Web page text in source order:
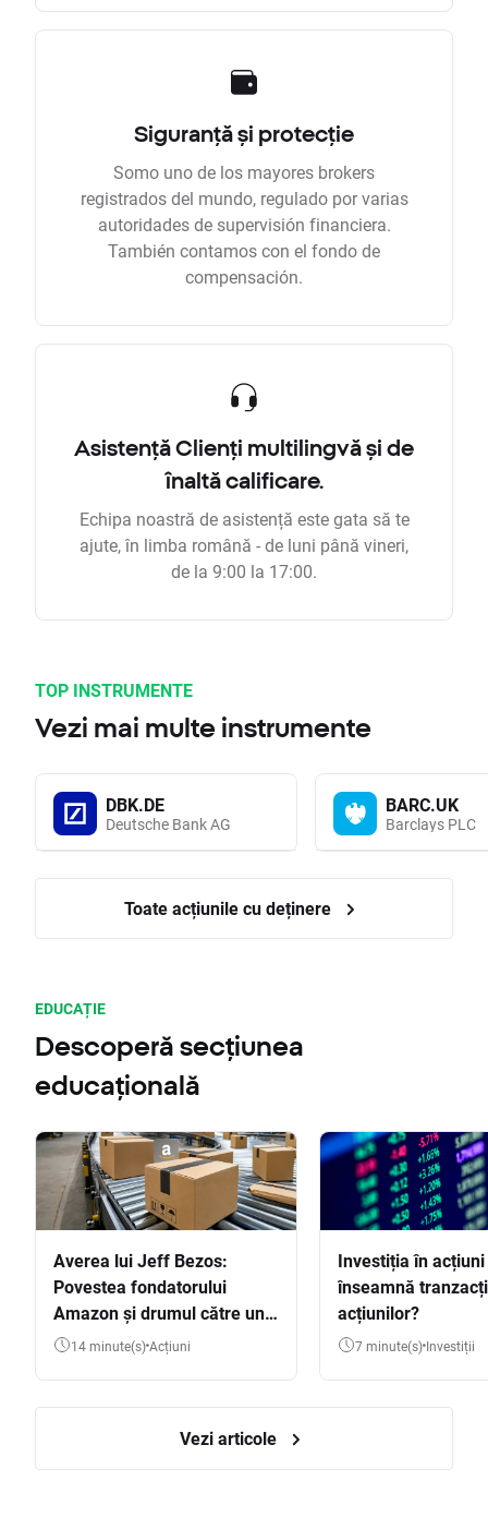
Siguranță și protecție
Somo uno de los mayores brokers
registrados del mundo, regulado por varias
autoridades de supervisión financiera.
También contamos con el fondo de
compensación.
Asistență Clienți multilingvă și de
înaltă calificare.
Echipa noastră de asistență este gata să te
ajute, în limba română - de luni până vineri,
de la 9:00 la 17:00.
TOP INSTRUMENTE
Vezi mai multe instrumente
DBK.DE
Deutsche Bank AG
BARC.UK
Barclays PLC
Toate acțiunile cu deținere
EDUCAȚIE
Descoperă secțiunea
educațională
Averea lui Jeff Bezos:
Povestea fondatorului
Amazon și drumul către una
dintre cele mai mari averi
14 minute(s) Acțiuni
Investiția în
înseamnă
acțiunilor?
7 minute(s) Investiții
Vezi articole